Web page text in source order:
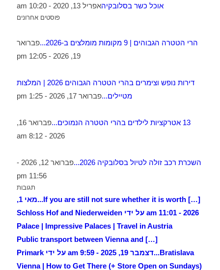
אוכל כשר בסלובקיהאפריל 13, 2020 - 10:20 am
פוסטים אחרונים
הרי הטטרה הגבוהים | 9 מקומות מומלצים ב-2026...
פברואר
19, 2026 - 12:05 pm
דירות נופש וצימרים בהרי הטטרה הגבוהים 2026 | המלצות
מטיילים...פברואר 17, 2026 - 1:25 pm
13 אטרקציות לילדים בהרי הטטרה הנמוכים...
פברואר 16,
2026 - 8:12 am
השכרת רכב זולה לטיול בסלובקיה 2026...
פברואר 12, 2026 -
11:56 pm
תגובות
[…] If you are still not sure whether it is worth...
מאי 1,
2026 - 11:01 am על ידי Schloss Hof and Niederweiden
Palace | Impressive Palaces | Travel in Austria
[…] Public transport between Vienna and
Bratislava...
דצמבר 19, 2025 - 9:59 am על ידי Primark
Vienna | How to Get There (+ Store Open on Sundays)